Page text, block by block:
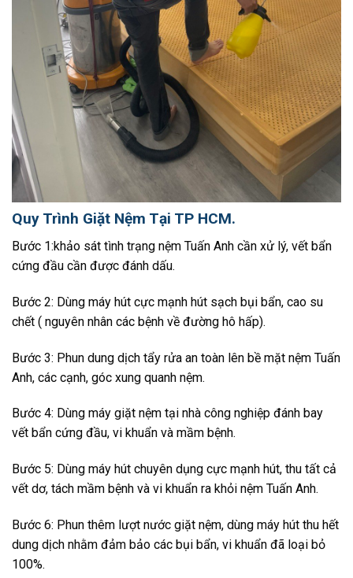
Quy Trình Giặt Nệm Tại TP HCM.
Bước 1:khảo sát tình trạng nệm Tuấn Anh cần xử lý, vết bẩn
cứng đầu cần được đánh dấu.
Bước 2: Dùng máy hút cực mạnh hút sạch bụi bẩn, cao su
chết ( nguyên nhân các bệnh về đường hô hấp).
Bước 3: Phun dung dịch tẩy rửa an toàn lên bề mặt nệm Tuấn
Anh, các cạnh, góc xung quanh nệm.
Bước 4: Dùng máy giặt nệm tại nhà công nghiệp đánh bay
vết bẩn cứng đầu, vi khuẩn và mầm bệnh.
Bước 5: Dùng máy hút chuyên dụng cực mạnh hút, thu tất cả
vết dơ, tách mầm bệnh và vi khuẩn ra khỏi nệm Tuấn Anh.
Bước 6: Phun thêm lượt nước giặt nệm, dùng máy hút thu hết
dung dịch nhằm đảm bảo các bụi bẩn, vi khuẩn đã loại bỏ
100%.